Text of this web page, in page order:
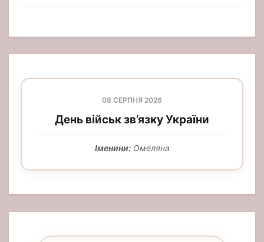
08 СЕРПНЯ 2026
День військ зв’язку України
Іменини:Омеляна